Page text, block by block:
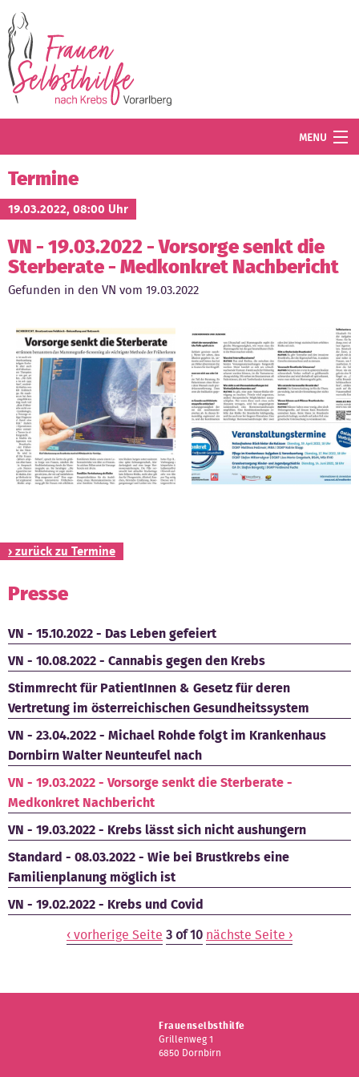
MENU
Termine
Blog
Angebot
Wissenswertes
Mitglied werden
Kontakt
Termine
19.03.2022, 08:00 Uhr
VN - 19.03.2022 - Vorsorge senkt die
Sterberate - Medkonkret Nachbericht
Gefunden in den VN vom 19.03.2022
› zurück zu Termine
Presse
VN - 15.10.2022 - Das Leben gefeiert
VN - 10.08.2022 - Cannabis gegen den Krebs
Stimmrecht für PatientInnen & Gesetz für deren
Vertretung im österreichischen Gesundheitssystem
VN - 23.04.2022 - Michael Rohde folgt im Krankenhaus
Dornbirn Walter Neunteufel nach
VN - 19.03.2022 - Vorsorge senkt die Sterberate -
Medkonkret Nachbericht
VN - 19.03.2022 - Krebs lässt sich nicht aushungern
Standard - 08.03.2022 - Wie bei Brustkrebs eine
Familienplanung möglich ist
VN - 19.02.2022 - Krebs und Covid
‹ vorherige Seite 3 of 10 nächste Seite ›
Frauenselbsthilfe
Grillenweg 1
6850 Dornbirn